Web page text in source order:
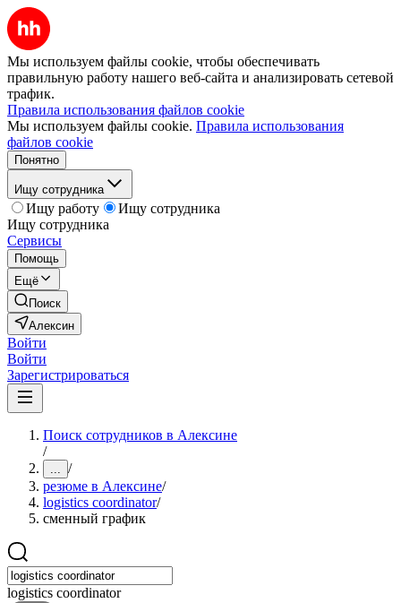
Мы используем файлы cookie, чтобы обеспечивать
правильную работу нашего веб-сайта и анализировать сетевой
трафик.
Правила использования файлов cookie
Мы используем файлы cookie. Правила использования
файлов cookie
Понятно
Ищу сотрудника
Ищу работу
Ищу сотрудника
Ищу сотрудника
Сервисы
Помощь
Ещё
Поиск
Алексин
Войти
Войти
Зарегистрироваться
Поиск сотрудников в Алексине
/
... /
резюме в Алексине/
logistics coordinator/
сменный график
logistics coordinator